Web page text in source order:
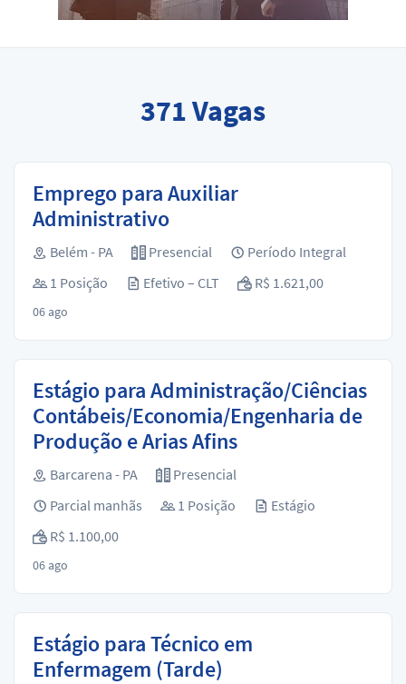
371Vagas
Emprego para Auxiliar
Administrativo
Belém - PA Presencial
Período Integral
1 Posição
Efetivo – CLT R$ 1.621,00
06 ago
Estágio para Administração/Ciências
Contábeis/Economia/Engenharia de
Produção e Arias Afins
Barcarena - PA
Presencial
Parcial manhãs
1 Posição
Estágio
R$ 1.100,00
06 ago
Estágio para Técnico em
Enfermagem (Tarde)